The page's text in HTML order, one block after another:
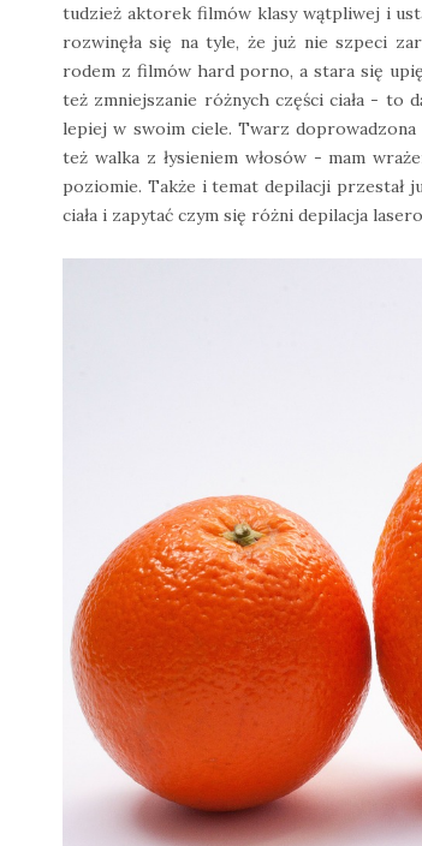
tudzież aktorek filmów klasy wątpliwej i
rozwinęła się na tyle, że już nie szpeci
rodem z filmów hard porno, a stara się
też zmniejszanie różnych części ciała - to
lepiej w swoim ciele. Twarz
też walka z łysieniem włosów - mam
poziomie. Także i temat depilacji przestał
ciała i zapytać czym się różni depilacja